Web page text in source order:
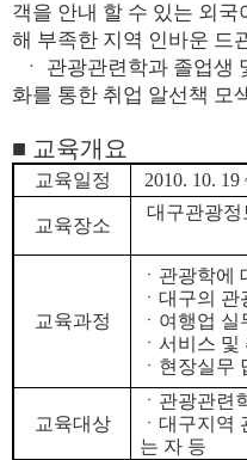
객을 안내 할 수 있는 외
해 부족한 지역 인바운 드
ㆍ 관광관련학과 졸업생
화를 통한 취업 알선책 모
■ 교육개요
교육일정 2010. 10.
교육장소
대구관광정
교육과정
ㆍ관광학에
ㆍ대구의
ㆍ여행업
ㆍ서비스
ㆍ현장실무
교육대상
ㆍ관광관련
ㆍ대구지역
는 자 등